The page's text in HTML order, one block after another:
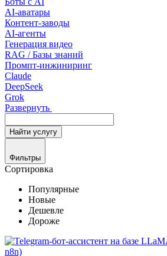
AI-аватары
Контент-заводы
AI-агенты
Генерация видео
RAG / Базы знаний
Промпт-инжиниринг
Claude
DeepSeek
Grok
Развернуть
Найти услугу
Фильтры
Сортировка
Популярные
Новые
Дешевле
Дороже